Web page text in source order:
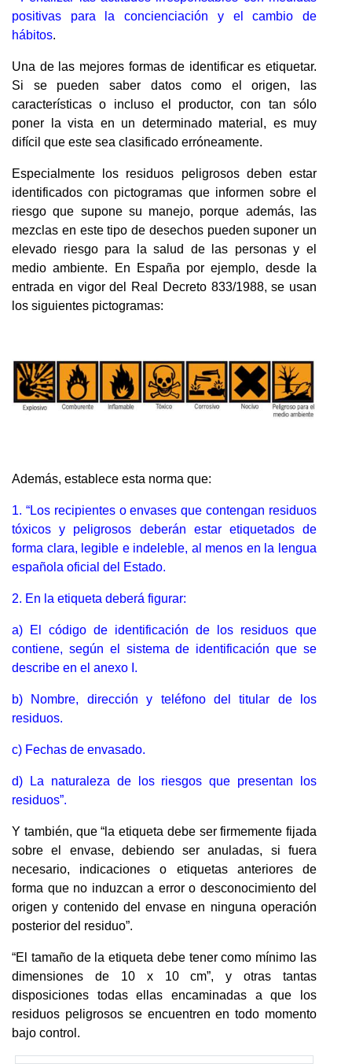
positivas para la concienciación y el cambio de
hábitos.
Una de las mejores formas de identificar es etiquetar.
Si se pueden saber datos como el origen, las
características o incluso el productor, con tan sólo
poner la vista en un determinado material, es muy
difícil que este sea clasificado erróneamente.
Especialmente los residuos peligrosos deben estar
identificados con pictogramas que informen sobre el
riesgo que supone su manejo, porque además, las
mezclas en este tipo de desechos pueden suponer un
elevado riesgo para la salud de las personas y el
medio ambiente. En España por ejemplo, desde la
entrada en vigor del Real Decreto 833/1988, se usan
los siguientes pictogramas:
Además, establece esta norma que:
1. “Los recipientes o envases que contengan residuos
tóxicos y peligrosos deberán estar etiquetados de
forma clara, legible e indeleble, al menos en la lengua
española oficial del Estado.
2. En la etiqueta deberá figurar:
a) El código de identificación de los residuos que
contiene, según el sistema de identificación que se
describe en el anexo I.
b) Nombre, dirección y teléfono del titular de los
residuos.
c) Fechas de envasado.
d) La naturaleza de los riesgos que presentan los
residuos”.
Y también, que “la etiqueta debe ser firmemente fijada
sobre el envase, debiendo ser anuladas, si fuera
necesario, indicaciones o etiquetas anteriores de
forma que no induzcan a error o desconocimiento del
origen y contenido del envase en ninguna operación
posterior del residuo”.
“El tamaño de la etiqueta debe tener como mínimo las
dimensiones de 10 x 10 cm”, y otras tantas
disposiciones todas ellas encaminadas a que los
residuos peligrosos se encuentren en todo momento
bajo control.